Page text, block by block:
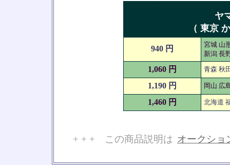
ヤ
（ 東京
940 円
宮城 山
新潟 長
1,060 円 青森 秋
1,190 円 岡山 広
1,460 円 北海道
+ + + この商品説明は オークショ